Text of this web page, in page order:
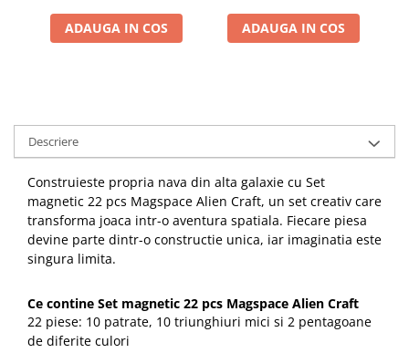
ADAUGA IN COS ADAUGA IN COS
Descriere
Construieste propria nava din alta galaxie cu Set
magnetic 22 pcs Magspace Alien Craft, un set creativ care
transforma joaca intr-o aventura spatiala. Fiecare piesa
devine parte dintr-o constructie unica, iar imaginatia este
singura limita.
Ce contine Set magnetic 22 pcs Magspace Alien Craft
22 piese: 10 patrate, 10 triunghiuri mici si 2 pentagoane
de diferite culori